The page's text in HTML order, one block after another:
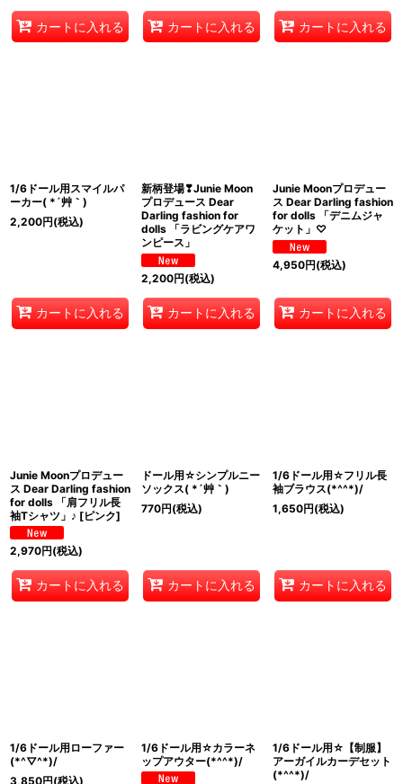
カートに入れる カートに入れる カートに入れる
1/6ドール用スマイルパ
ーカー( *´艸｀)
2,200円(税込)
カートに入れる
新柄登場❣Junie Moon
プロデュース Dear
Darling fashion for
dolls 「ラビングケアワ
ンピース」
2,200円(税込)
カートに入れる
Junie Moonプロデュー
ス Dear Darling fashion
for dolls 「デニムジャ
ケット」♡
4,950円(税込)
カートに入れる
Junie Moonプロデュー
ス Dear Darling fashion
for dolls 「肩フリル長
袖Tシャツ」♪ [ピンク]
2,970円(税込)
カートに入れる
ドール用☆シンプルニー
ソックス( *´艸｀)
770円(税込)
カートに入れる
1/6ドール用☆フリル長
袖ブラウス(*^^*)/
1,650円(税込)
カートに入れる
1/6ドール用ローファー
(*^▽^*)/
3,850円(税込)
1/6ドール用☆カラーネ
ップアウター(*^^*)/
1/6ドール用☆【制服】
アーガイルカーデセット
(*^^*)/